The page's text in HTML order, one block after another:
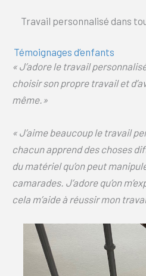
Travail personnalisé dans
Témoignages d’enfants
« J’adore le travail
choisir son propre travail et
même.»
« J’aime beaucoup le travail
chacun apprend des choses
du matériel qu’on peut
camarades. J’adore qu’on
cela m’aide à réussir mon